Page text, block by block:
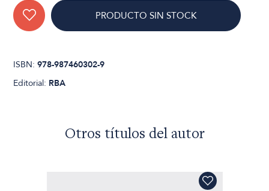
PRODUCTO SIN STOCK
ISBN:978-987460302-9
Editorial: RBA
Otros títulos del autor